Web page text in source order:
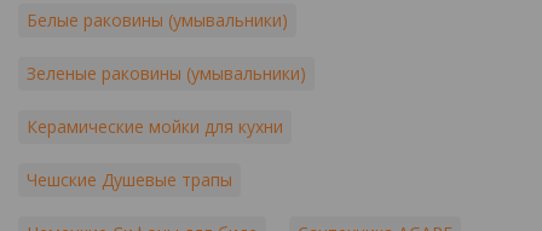
Белые раковины (умывальники)
Зеленые раковины (умывальники)
Керамические мойки для кухни
Чешские Душевые трапы